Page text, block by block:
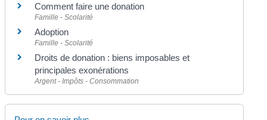
Comment faire une donation
Famille - Scolarité
Adoption
Famille - Scolarité
Droits de donation : biens imposables et
principales exonérations
Argent - Impôts - Consommation